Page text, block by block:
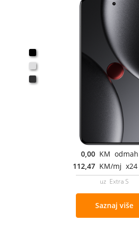
0,00 KM odmah
112,47 KM/mj x24
uz Extra S
Saznaj više